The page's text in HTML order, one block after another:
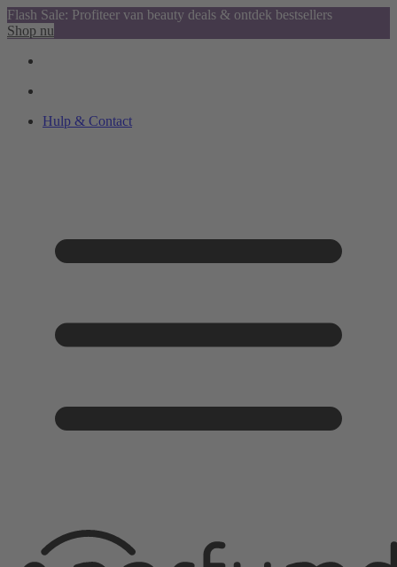
Flash Sale: Profiteer van beauty deals & ontdek bestsellers
Shop nu
Hulp & Contact